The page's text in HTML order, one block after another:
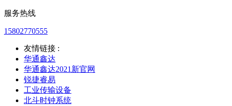
服务热线
15802770555
友情链接 :
华通鑫达
华通鑫达2021新官网
锐捷睿易
工业传输设备
北斗时钟系统